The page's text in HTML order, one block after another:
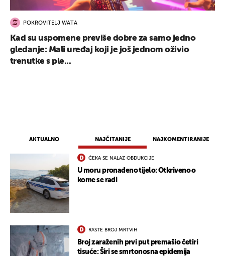
AKTUALNO NAJČITANIJE NAJKOMENTIRANIJE
ČEKA SE NALAZ OBDUKCIJE
U moru pronađeno tijelo: Otkriveno o
kome se radi
RASTE BROJ MRTVIH
Broj zaraženih prvi put premašio četiri
tisuće: Širi se smrtonosna epidemija
POKROVITELJ WATA
Kad su uspomene previše dobre za samo jedno
gledanje: Mali uređaj koji je još jednom oživio
trenutke s ple...